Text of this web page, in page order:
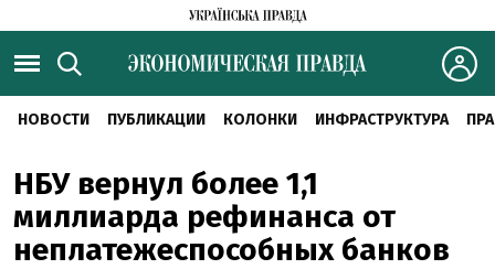
НОВОСТИ ПУБЛИКАЦИИ КОЛОНКИ ИНФРАСТРУКТУРА
НБУ вернул более 1,1
миллиарда рефинанса от
неплатежеспособных банков